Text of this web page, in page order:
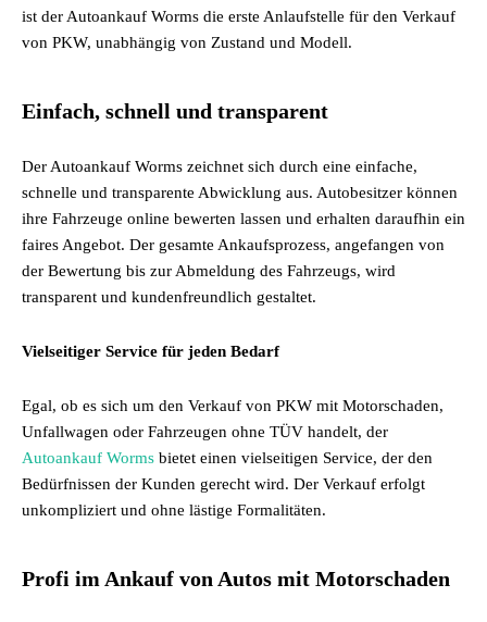
ist der Autoankauf Worms die erste Anlaufstelle für den Verkauf
von PKW, unabhängig von Zustand und Modell.
Einfach, schnell und transparent
Der Autoankauf Worms zeichnet sich durch eine einfache,
schnelle und transparente Abwicklung aus. Autobesitzer können
ihre Fahrzeuge online bewerten lassen und erhalten daraufhin ein
faires Angebot. Der gesamte Ankaufsprozess, angefangen von
der Bewertung bis zur Abmeldung des Fahrzeugs, wird
transparent und kundenfreundlich gestaltet.
Vielseitiger Service für jeden Bedarf
Egal, ob es sich um den Verkauf von PKW mit Motorschaden,
Unfallwagen oder Fahrzeugen ohne TÜV handelt, der
Autoankauf Worms bietet einen vielseitigen Service, der den
Bedürfnissen der Kunden gerecht wird. Der Verkauf erfolgt
unkompliziert und ohne lästige Formalitäten.
Profi im Ankauf von Autos mit Motorschaden